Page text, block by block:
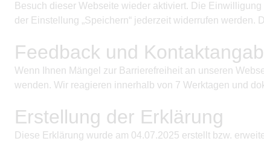
Besuch dieser Webseite wieder aktiviert. Die
der Einstellung „Speichern“ jederzeit widerrufen werden.
Feedback und
Wenn Ihnen Mängel zur Barrierefreiheit an unseren
wenden. Wir reagieren innerhalb von 7 Werktagen und
Erstellung der Erklärung
Diese Erklärung wurde am 04.07.2025 erstellt bzw.